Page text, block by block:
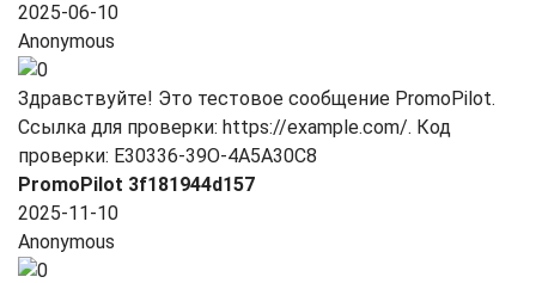
2025-06-10
Anonymous
Здравствуйте! Это тестовое сообщение PromoPilot.
Ссылка для проверки: https://example.com/. Код
проверки: E30336-39O-4A5A30C8
PromoPilot 3f181944d157
2025-11-10
Anonymous